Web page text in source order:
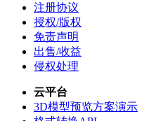
注册协议
授权/版权
免责声明
出售/收益
侵权处理
云平台
3D模型预览方案演示